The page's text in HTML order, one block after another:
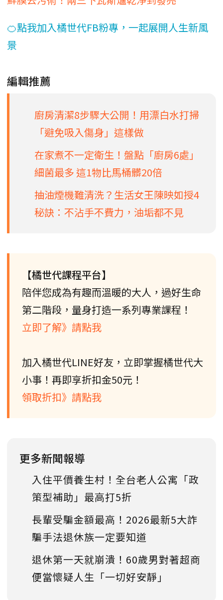
🍊點我加入橘世代FB粉專，一起展開人生新風
景
編輯推薦
廚房清潔8步驟大公開！用漂白水打掃
「避免吸入傷身」這樣做
在家煮不一定衛生！盤點「廚房6處」
細菌最多 這1物比馬桶髒20倍
抽油煙機難清洗？生活女王陳映如授4
秘訣：不沾手不費力，油垢都不見
【橘世代課程平台】
陪伴您成為有趣而溫暖的大人，過好生命
第二階段，量身打造一系列專業課程！
立即了解》請點我
加入橘世代LINE好友，立即掌握橘世代大
小事！再即享折扣金50元！
領取折扣》請點我
更多新聞報導
入住平價養生村！全台老人公寓「政
策型補助」最高打5折
長輩受騙金額最高！2026最新5大詐
騙手法退休族一定要知道
退休第一天就崩潰！60歲男對著超商
便當懷疑人生「一切好安靜」